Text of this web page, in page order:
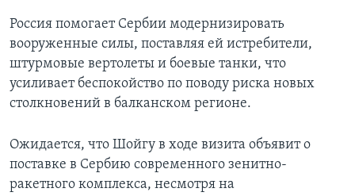
Россия помогает Сербии модернизировать
вооруженные силы, поставляя ей истребители,
штурмовые вертолеты и боевые танки, что
усиливает беспокойство по поводу риска новых
столкновений в балканском регионе.
Ожидается, что Шойгу в ходе визита объявит о
поставке в Сербию современного зенитно-
ракетного комплекса, несмотря на